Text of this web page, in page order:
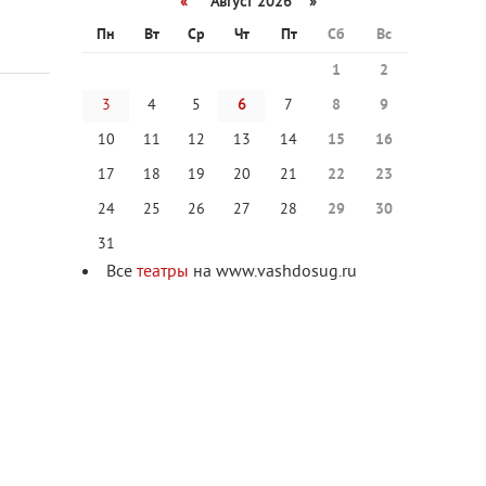
Пн
Вт Ср Чт Пт Сб
Вс
1
2
3
4 5 6 7 8
9
10
11 12 13 14 15
16
17
18 19 20 21 22
23
24
25 26 27 28 29
30
31
Все театры на www.vashdosug.ru